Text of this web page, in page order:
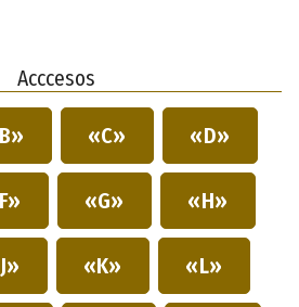
Acccesos
«C» «D»
«G» «H»
«K» «L»